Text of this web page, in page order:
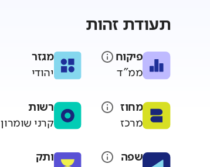
תעודת זהות
פיקוח
ממ"ד
מגזר
יהודי
מחוז
מרכז
רשות
קרני שומרון
שפה
ותק